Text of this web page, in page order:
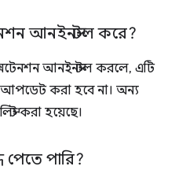
আনইনস্টল করে?
আনইনস্টল করলে, এটি
আপডেট করা হবে না। অন্য
করা হয়েছে।
পেতে পারি?